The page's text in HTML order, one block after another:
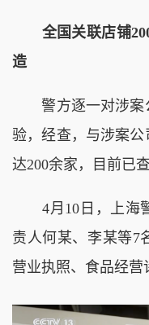
全国关联店铺
造
警方逐一对涉
验，经查， 与涉案
达200余家，目前已
4月10日，上海
责人何某、李某等7
营业执照、食品经营